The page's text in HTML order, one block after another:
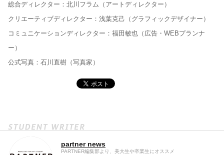
総合ディレクター：北川フラム（アートディレクター）
クリエーティブディレクター：浅葉克己（グラフィックデザイナー）
コミュニケーションディレクター：福田敏也（広告・WEBプランナ
ー）
公式写真：石川直樹（写真家）
partner news
PARTNER編集部より、美大生や卒業生にオススメ